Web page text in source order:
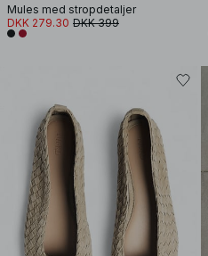
Mules med stropdetaljer
DKK 279.30 DKK 399